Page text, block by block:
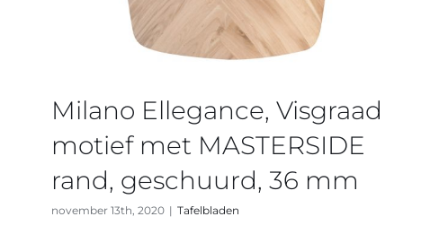
Milano Ellegance, Visgraad
motief met MASTERSIDE
rand, geschuurd, 36 mm
november 13th, 2020 | Tafelbladen